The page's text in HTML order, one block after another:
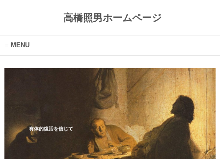
高橋照男ホームページ
MENU
有体的復活を信じて